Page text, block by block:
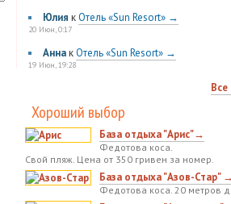
Юлия кОтель «Sun Resort» →
20 Июн, 0:17
АннакОтель «Sun Resort» →
19 Июн, 19:28
Хороший выбор
База отдыха "Арис"→
Федотова коса.
Свой пляж. Цена от 350 гривен за номер.
База отдыха "Азов-Стар" →
Федотова коса. 20 метров